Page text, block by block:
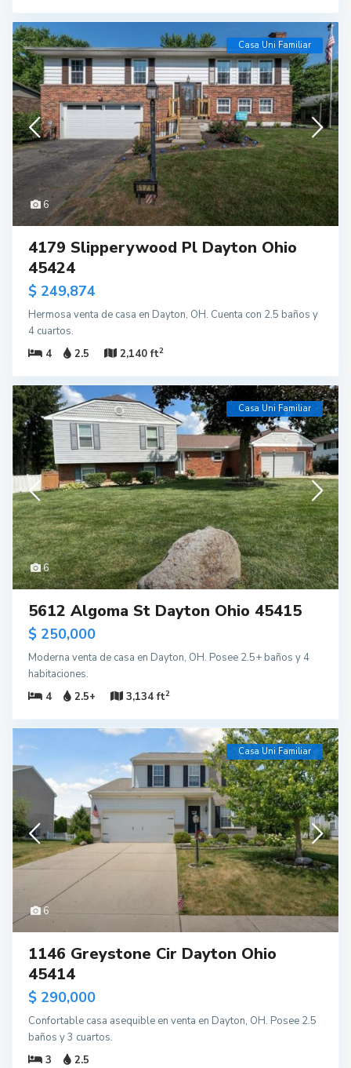
6
Casa Uni Familiar
4179 Slipperywood Pl Dayton Ohio
45424
$ 249,874
Hermosa venta de casa en Dayton, OH. Cuenta con 2.5 baños y
4 cuartos.
4
2.5 2,140 ft2
6
Casa Uni Familiar
5612 Algoma St Dayton Ohio 45415
$ 250,000
Moderna venta de casa en Dayton, OH. Posee 2.5+ baños y 4
habitaciones.
4
2.5+ 3,134 ft2
6
Casa Uni Familiar
1146 Greystone Cir Dayton Ohio
45414
$ 290,000
Confortable casa asequible en venta en Dayton, OH. Posee 2.5
baños y 3 cuartos.
3
2.5